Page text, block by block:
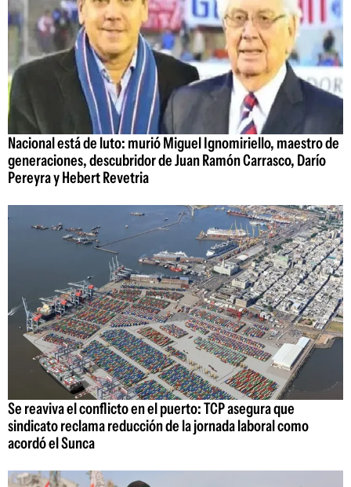
Nacional está de luto: murió Miguel Ignomiriello, maestro de
generaciones, descubridor de Juan Ramón Carrasco, Darío
Pereyra y Hebert Revetria
Se reaviva el conflicto en el puerto: TCP asegura que
sindicato reclama reducción de la jornada laboral como
acordó el Sunca